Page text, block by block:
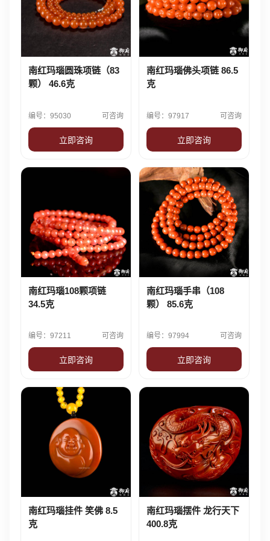
南红玛瑙圆珠项链（83
颗） 46.6克
编号：95030 可咨询
立即咨询
南红玛瑙佛头项链 86.5
克
编号：97917 可咨询
立即咨询
南红玛瑙108颗项链
34.5克
编号：97211 可咨询
立即咨询
南红玛瑙手串（108
颗） 85.6克
编号：97994 可咨询
立即咨询
南红玛瑙挂件 笑佛 8.5
克
南红玛瑙摆件 龙行天下
400.8克